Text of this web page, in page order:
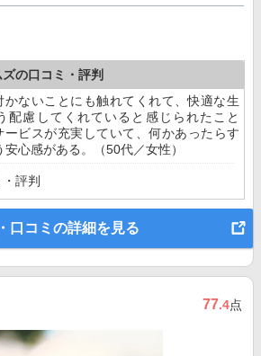
の口コミ・評判
かないことにも触れてくれて、快適な生
配慮してくれていると感じられたこと
ービスが充実していて、何かあったらす
心感がある。（50代／女性）
評判
口コミの詳細を見る
77.4点